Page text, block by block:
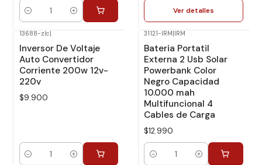
Cantidad
Ver detalles
13688-zlc
Inversor De Voltaje
Auto Convertidor
Corriente 200w 12v-
220v
$9.900
Cantidad
31121-IRM IRM
Bateria Portatil
Externa 2 Usb Solar
Powerbank Color
Negro Capacidad
10.000 mah
Multifuncional 4
Cables de Carga
$12.990
Cantidad